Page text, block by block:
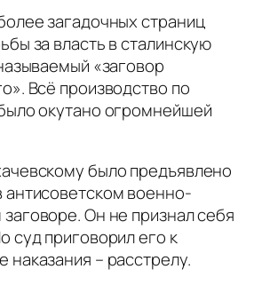
загадочных страниц
за власть в сталинскую
«заговор
Всё производство по
окутано огромнейшей
было предъявлено
антисоветском военно-
Он не признал себя
суд приговорил его к
– расстрелу.